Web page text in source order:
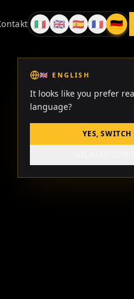
🇮🇹
IT 🇬🇧EN🇪🇸
ES 🇫🇷
FR 🇩🇪DE
🇬🇧 ENGLISH
It looks like you prefer
language?
YES,